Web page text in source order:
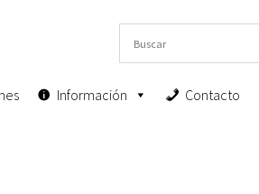
Información Contacto